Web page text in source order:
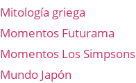
Mitología griega
Momentos Futurama
Momentos Los Simpsons
Mundo Japón